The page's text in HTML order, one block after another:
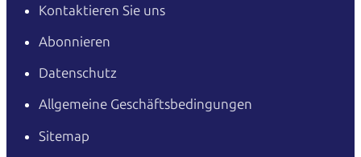
Kontaktieren Sie uns
Abonnieren
Datenschutz
Allgemeine Geschäftsbedingungen
Sitemap